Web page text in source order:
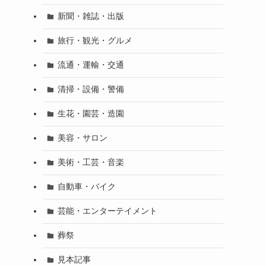
新聞・雑誌・出版
旅行・観光・グルメ
流通・運輸・交通
清掃・設備・警備
生花・園芸・造園
美容・サロン
美術・工芸・音楽
自動車・バイク
芸能・エンターテイメント
葬祭
見本記事